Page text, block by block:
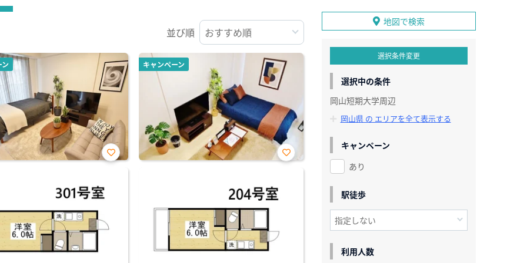
並び順
お気
録
キャンペーン
お気
録
地図で検索
選択条件変更
選択中の条件
岡山短期大学周辺
岡山県 の エリアを全て表示する
キャンペーン
あり
駅徒歩
利用人数